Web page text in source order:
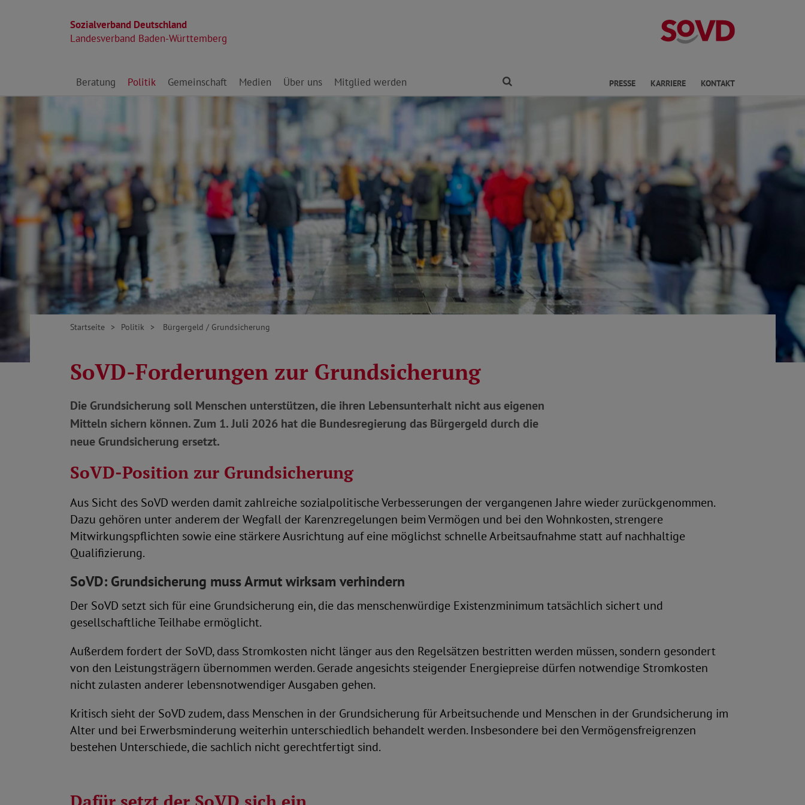
Sozialverband Deutschland
Landesverband Baden-Württemberg
Landesverband
Direkt zu den Inhalten springen
Beratung Politik Gemeinschaft Medien Über uns Mitglied werden PRESSE KARRIERE KONTAKT
Startseite Politik Bürgergeld / Grundsicherung
SoVD-Forderungen zur Grundsicherung
Die Grundsicherung soll Menschen unterstützen, die ihren Lebensunterhalt nicht aus eigenen
Mitteln sichern können. Zum 1. Juli 2026 hat die Bundesregierung das Bürgergeld durch die
neue Grundsicherung ersetzt.
SoVD-Position zur Grundsicherung
Aus Sicht des SoVD werden damit zahlreiche sozialpolitische Verbesserungen der vergangenen Jahre wieder zurückgenommen.
Dazu gehören unter anderem der Wegfall der Karenzregelungen beim Vermögen und bei den Wohnkosten, strengere
Mitwirkungspflichten sowie eine stärkere Ausrichtung auf eine möglichst schnelle Arbeitsaufnahme statt auf nachhaltige
Qualifizierung.
SoVD: Grundsicherung muss Armut wirksam verhindern
Der SoVD setzt sich für eine Grundsicherung ein, die das menschenwürdige Existenzminimum tatsächlich sichert und
gesellschaftliche Teilhabe ermöglicht.
Außerdem fordert der SoVD, dass Stromkosten nicht länger aus den Regelsätzen bestritten werden müssen, sondern gesondert
von den Leistungsträgern übernommen werden. Gerade angesichts steigender Energiepreise dürfen notwendige Stromkosten
nicht zulasten anderer lebensnotwendiger Ausgaben gehen.
Kritisch sieht der SoVD zudem, dass Menschen in der Grundsicherung für Arbeitsuchende und Menschen in der Grundsicherung im
Alter und bei Erwerbsminderung weiterhin unterschiedlich behandelt werden. Insbesondere bei den Vermögensfreigrenzen
bestehen Unterschiede, die sachlich nicht gerechtfertigt sind.